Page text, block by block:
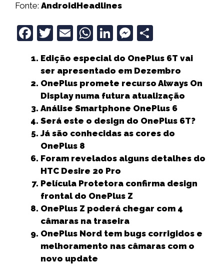
Fonte: AndroidHeadlines
F
c
e
b
o
o
k
T
it
t
e
r
E
ai
l
W
a
ts
A
p
p
Li
k
e
dI
n
M
ss
e
n
g
e
a
r
e
Edição especial do OnePlus 6T vai
ser apresentado em Dezembro
OnePlus promete recurso Always On
Display numa futura atualização
Análise Smartphone OnePlus 6
Será este o design do OnePlus 6T?
Já são conhecidas as cores do
OnePlus 8
Foram revelados alguns detalhes do
HTC Desire 20 Pro
Película Protetora confirma design
frontal do OnePlus Z
OnePlus Z poderá chegar com 4
câmaras na traseira
OnePlus Nord tem bugs corrigidos e
melhoramento nas câmaras com o
novo update